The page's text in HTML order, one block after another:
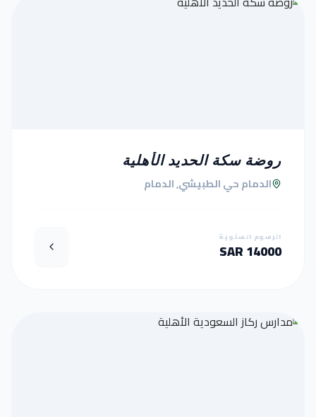
روضة سكة الحديد الأهلية
الدمام حي الطبيشي, الدمام
الرسوم السنوية
14000 SAR